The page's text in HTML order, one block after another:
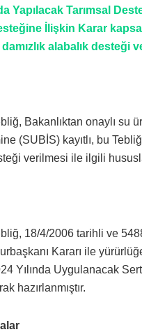
Yapılacak Tarımsal
İlişkin Karar
alabalık desteği
Bakanlıktan onaylı su
(SUBİS) kayıtlı, bu
verilmesi ile ilgili
18/4/2006 tarihli ve
Kararı ile
Yılında Uygulanacak
hazırlanmıştır.